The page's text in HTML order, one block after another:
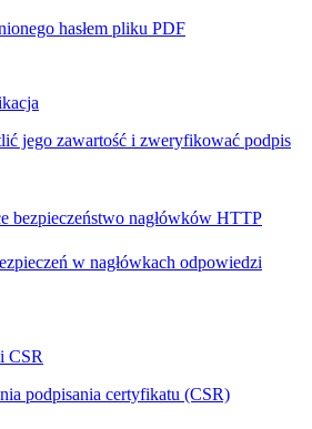
hasłem pliku PDF
jego zawartość i zweryfikować podpis
bezpieczeństwo nagłówków HTTP
w nagłówkach odpowiedzi
CSR
podpisania certyfikatu (CSR)